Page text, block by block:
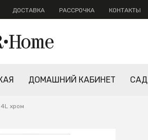
ДОСТАВКА РАССРОЧКА КОНТАКТЫ
ДОМАШНИЙ КАБИНЕТ САД
хром